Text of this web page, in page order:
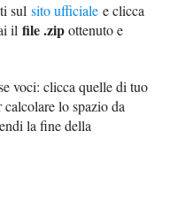
sulsito ufficiale e clicca
ilfile .zipottenuto e
voci: clicca quelle di tuo
calcolare lo spazio da
la fine della